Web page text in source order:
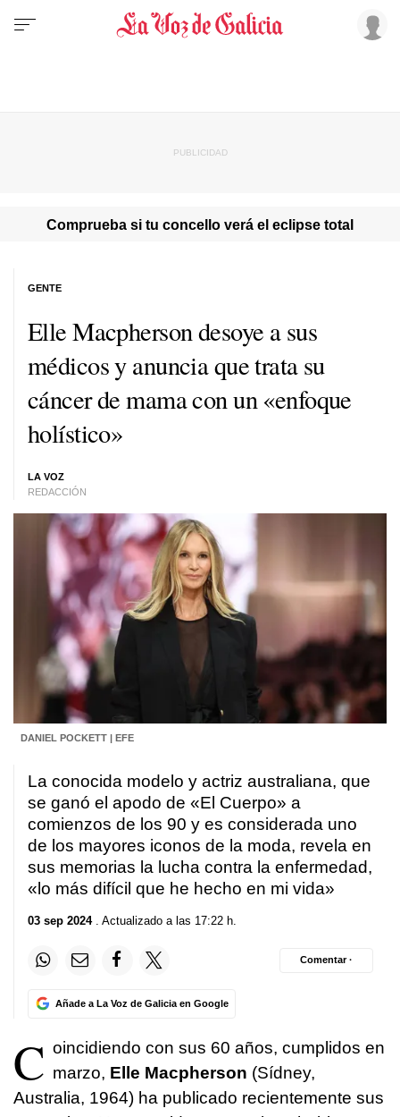
Comprueba si tu concello verá el eclipse total
Elle Macpherson desoye a sus
médicos y anuncia que trata su
cáncer de mama con un «enfoque
holístico»
LA VOZ
REDACCIÓN
GENTE
DANIEL POCKETT | EFE
La conocida modelo y actriz australiana, que
se ganó el apodo de «El Cuerpo» a
comienzos de los 90 y es considerada uno
de los mayores iconos de la moda, revela en
sus memorias la lucha contra la enfermedad,
«lo más difícil que he hecho en mi vida»
03 sep 2024. Actualizado a las 17:22 h.
Añade a La Voz de Galicia en Google
Comentar ·
C oincidiendo con sus 60 años, cumplidos en
marzo, Elle Macpherson (Sídney,
Australia, 1964) ha publicado recientemente sus